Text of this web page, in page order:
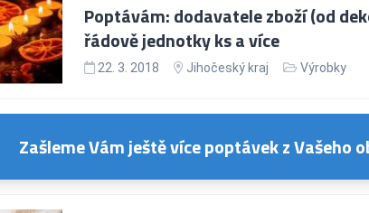
Poptávám: dodavatele zboží (od
řádově jednotky ks a více
22. 3. 2018 Jihočeský kraj Výrobky
Zašleme Vám ještě více poptávek z Vašeho